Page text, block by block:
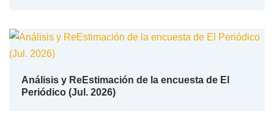
Análisis y ReEstimación de la encuesta de El
Periódico (Jul. 2026)